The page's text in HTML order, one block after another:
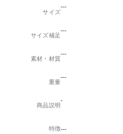
サイズ
---
サイズ補足
---
素材・材質
---
重量
---
商品説明
-
特徴---